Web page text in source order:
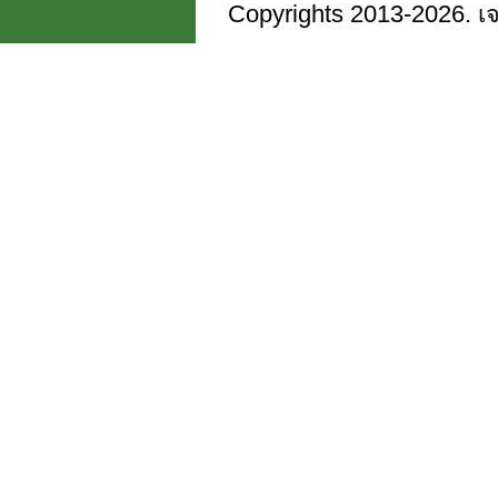
Copyrights 2013-2026.